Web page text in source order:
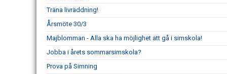
Träna livräddning!
Årsmöte 30/3
Majblomman - Alla ska ha möjlighet att gå i simskola!
Jobba i årets sommarsimskola?
Prova på Simning